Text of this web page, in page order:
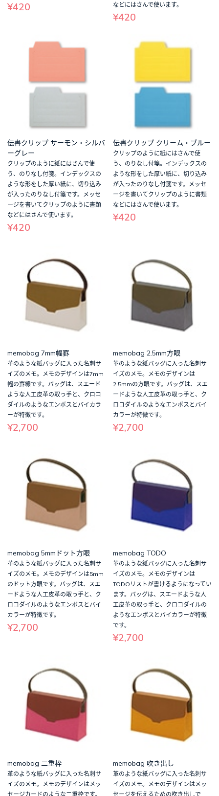
¥420
などにはさんで使います。
¥420
伝書クリップ サーモン・シルバ
ーグレー
クリップのように紙にはさんで使
う、のりなし付箋。インデックスの
ような形をした厚い紙に、切り込み
が入ったのりなし付箋です。メッセ
ージを書いてクリップのように書類
などにはさんで使います。
¥420
伝書クリップ クリーム・ブルー
クリップのように紙にはさんで使
う、のりなし付箋。インデックスの
ような形をした厚い紙に、切り込み
が入ったのりなし付箋です。メッセ
ージを書いてクリップのように書類
などにはさんで使います。
¥420
memobag 7mm幅罫
革のような紙バッグに入った名刺サ
イズのメモ。メモのデザインは7mm
幅の罫線です。バッグは、スエード
ような人工皮革の取っ手と、クロコ
ダイルのようなエンボスとバイカラ
ーが特徴です。
¥2,700
memobag 2.5mm方眼
革のような紙バッグに入った名刺サ
イズのメモ。メモのデザインは
2.5mmの方眼です。バッグは、スエ
ードような人工皮革の取っ手と、ク
ロコダイルのようなエンボスとバイ
カラーが特徴です。
¥2,700
memobag 5mmドット方眼
革のような紙バッグに入った名刺サ
イズのメモ。メモのデザインは5mm
のドット方眼です。バッグは、スエ
ードような人工皮革の取っ手と、ク
ロコダイルのようなエンボスとバイ
カラーが特徴です。
¥2,700
memobag TODO
革のような紙バッグに入った名刺サ
イズのメモ。メモのデザインは
TODOリストが書けるようになってい
ます。バッグは、スエードような人
工皮革の取っ手と、クロコダイルの
ようなエンボスとバイカラーが特徴
です。
¥2,700
memobag 二重枠
革のような紙バッグに入った名刺サ
イズのメモ。メモのデザインはメッ
セージカードのような二重枠です。
memobag 吹き出し
革のような紙バッグに入った名刺サ
イズのメモ。メモのデザインはメッ
セージを伝えるための吹き出しで